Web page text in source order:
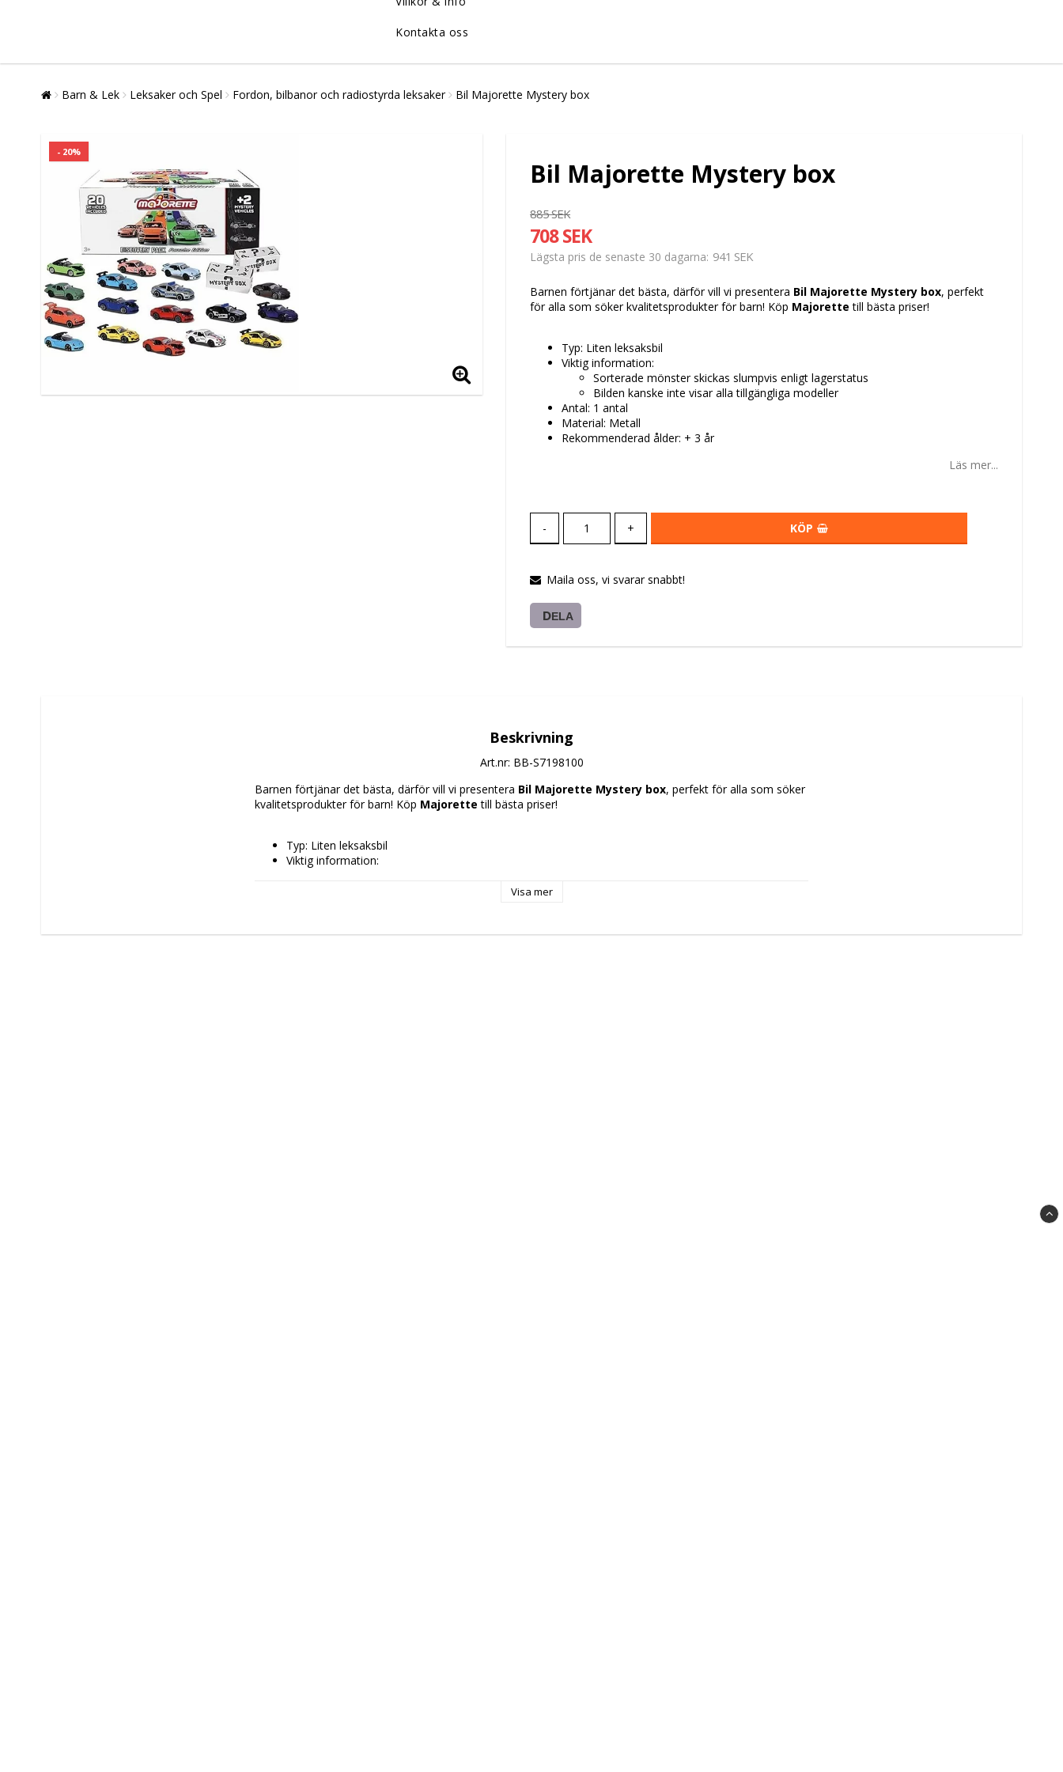
Kontakta oss
Barn & Lek Leksaker och Spel Fordon, bilbanor och radiostyrda leksaker Bil Majorette Mystery box
- 20%
Bil Majorette Mystery box
885 SEK
708 SEK
Lägsta pris de senaste 30 dagarna 941 SEK
Barnen förtjänar det bästa, därför vill vi presentera Bil Majorette Mystery box, perfekt
för alla som söker kvalitetsprodukter för barn! Köp Majorette till bästa priser!
Typ: Liten leksaksbil
Viktig information:
Sorterade mönster skickas slumpvis enligt lagerstatus
Bilden kanske inte visar alla tillgängliga modeller
Antal: 1 antal
Material: Metall
Rekommenderad ålder: + 3 år
Läs mer...
- + KÖP
Maila oss, vi svarar snabbt!
DELA
Beskrivning
Art.nr: BB-S7198100
Barnen förtjänar det bästa, därför vill vi presentera Bil Majorette Mystery box, perfekt för alla som söker
kvalitetsprodukter för barn! Köp Majorette till bästa priser!
Typ: Liten leksaksbil
Viktig information:
Bilden kanske inte visar alla tillgängliga modeller
Rekommenderad ålder: + 3 år
Visa mer